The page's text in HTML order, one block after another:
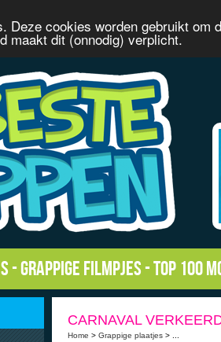
Deze cookies worden gebruikt
maakt dit (onnodig) verplicht.
-Grappige filmpjes -Top 100
CARNAVAL
Home > Grappige plaatjes > ...